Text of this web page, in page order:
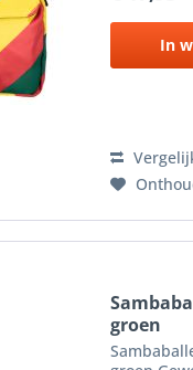
die hun...
In
groen